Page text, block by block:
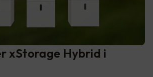
xStorage Hybrid i